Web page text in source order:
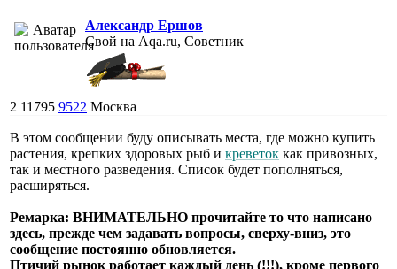
Александр Ершов
Свой на Aqa.ru, Советник
2 11795 9522 Москва
В этом сообщении буду описывать места, где можно купить
растения, крепких здоровых рыб и креветок как привозных,
так и местного разведения. Список будет пополняться,
расширяться.
Ремарка: ВНИМАТЕЛЬНО прочитайте то что написано
здесь, прежде чем задавать вопросы, сверху-вниз, это
сообщение постоянно обновляется.
Птичий рынок работает каждый день (!!!), кроме первого